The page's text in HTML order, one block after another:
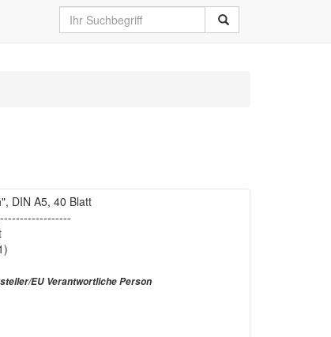
DIN A5, 40 Blatt
EU Verantwortliche Person